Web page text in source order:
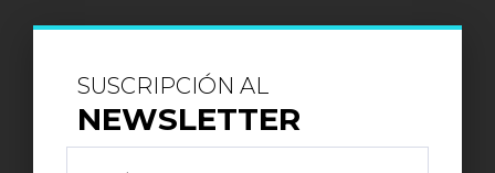
SUSCRIPCIÓN AL
NEWSLETTER